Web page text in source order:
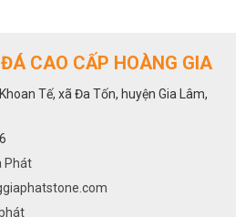
CAO CẤP HOÀNG GIA
Tế, xã Đa Tốn, huyện Gia Lâm,
Phát